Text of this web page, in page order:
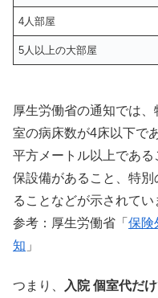
4人部屋
5人以上の大部屋
厚生労働省の通知では
室の病床数が4床以下で
平方メートル以上であ
保設備があること、特
ることなどが示されてい
参考：厚生労働省「 保険
知 」
つまり、
入院 個室代だ